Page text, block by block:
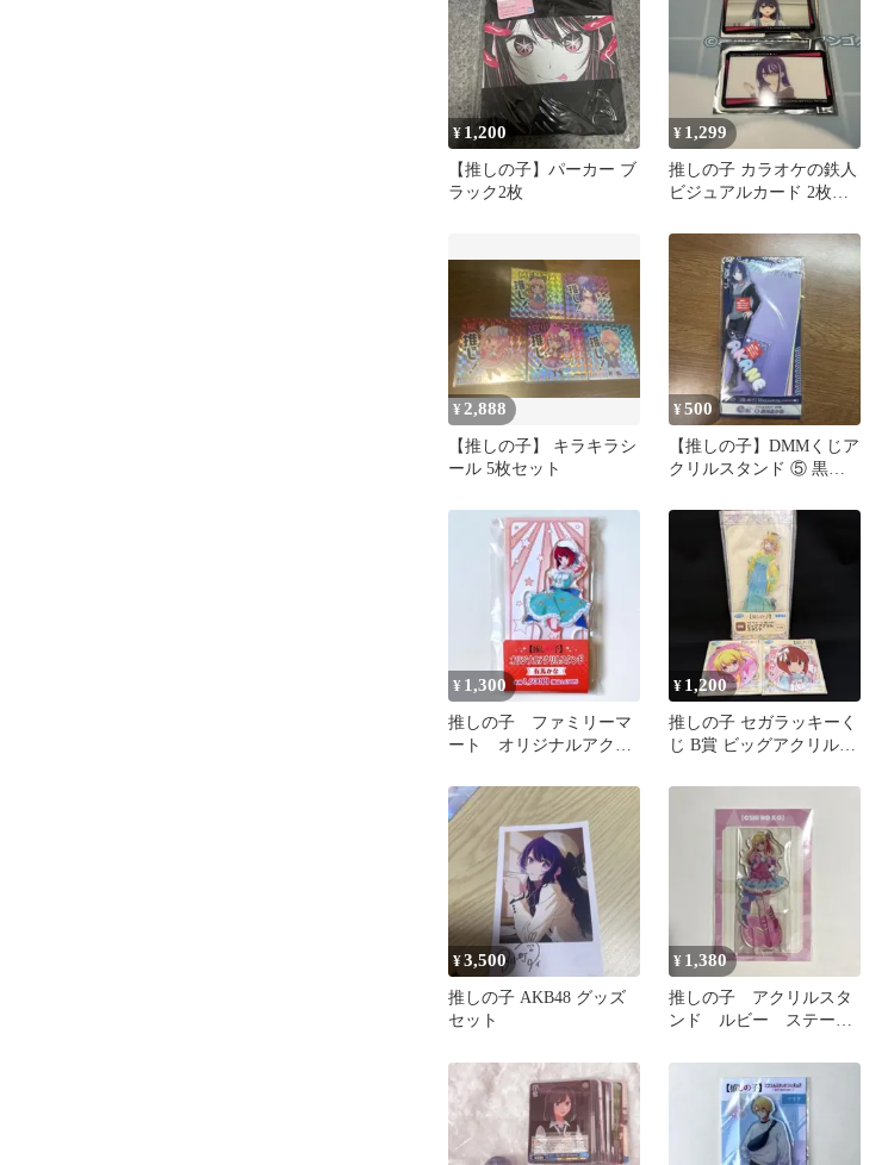
¥ 1,200
【推しの子】パーカー ブ
ラック2枚
¥ 1,299
推しの子 カラオケの鉄人
ビジュアルカード 2枚セ
¥ 2,888
【推しの子】 キラキラシ
ール 5枚セット
¥500
【推しの子】DMMくじア
クリルスタンド ⑤ 黒川
¥ 1,300
推しの子 ファミリーマ
ート オリジナルアクリ
¥ 1,200
推しの子 セガラッキーく
じ B賞 ビッグアクリルス
¥3,500
推しの子 AKB48 グッズ
セット
¥ 1,380
推しの子 アクリルスタ
ンド ルビー ステージ